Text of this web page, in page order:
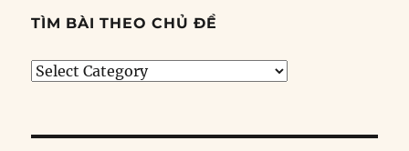
TÌM BÀI THEO CHỦ ĐỀ
Tìm